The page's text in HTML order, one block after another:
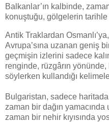
Balkanlar’ın kalbinde,
konuştuğu, gölgelerin tarihle
Antik Traklardan
Avrupa’sına uzanan geniş
geçmişin izlerini sadece
renginde, rüzgârın
söylerken kullandığı
Bulgaristan, sadece
zaman bir dağın
zaman bir nehir kıyısında